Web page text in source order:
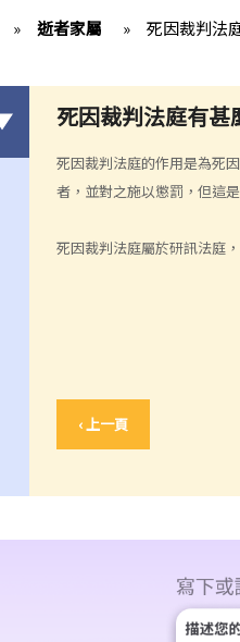
» 逝者家屬 » 死因裁判法
死因裁判法庭有甚
死因裁判法庭的作用是為死
者，並對之施以懲罰，但這
死因裁判法庭屬於研訊法庭
‹ 上一頁